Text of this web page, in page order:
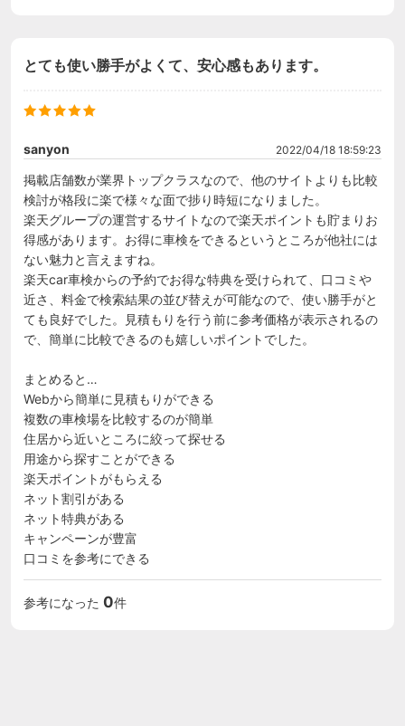
とても使い勝手がよくて、安心感もあります。
sanyon 2022/04/18 18:59:23
掲載店舗数が業界トップクラスなので、他のサイトよりも比較
検討が格段に楽で様々な面で捗り時短になりました。
楽天グループの運営するサイトなので楽天ポイントも貯まりお
得感があります。お得に車検をできるというところが他社には
ない魅力と言えますね。
楽天car車検からの予約でお得な特典を受けられて、口コミや
近さ、料金で検索結果の並び替えが可能なので、使い勝手がと
ても良好でした。見積もりを行う前に参考価格が表示されるの
で、簡単に比較できるのも嬉しいポイントでした。
まとめると…
Webから簡単に見積もりができる
複数の車検場を比較するのが簡単
住居から近いところに絞って探せる
用途から探すことができる
楽天ポイントがもらえる
ネット割引がある
ネット特典がある
キャンペーンが豊富
口コミを参考にできる
参考になった 0件